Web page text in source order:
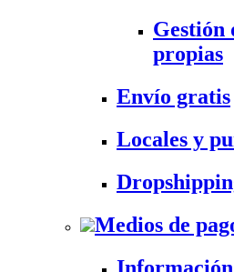
Gestión
propias
Envío gratis
Locales y
Medios de